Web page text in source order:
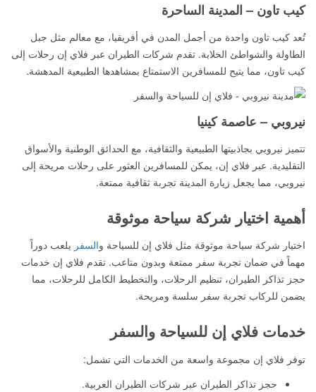
كيب تاون – المدينة الساحرة
تُعد كيب تاون واحدة من أجمل المدن في أفريقيا، مع معالم مثل جبل
الطاولة والشواطئ الخلابة. تقدم شركات الطيران عبر فلاي إن رحلات إلى
كيب تاون، مما يتيح للمسافرين الاستمتاع بمشاهدها الطبيعية المدهشة.
نيروبي – عاصمة كينيا
تتميز نيروبي بجاذبيتها الطبيعية والثقافية، مع الحدائق الوطنية والأسواق
التقليدية. عبر فلاي إن، يمكن للمسافرين العثور على رحلات مريحة إلى
نيروبي، مما يجعل زيارة المدينة تجربة ثقافية ممتعة.
أهمية اختيار شركة سياحة موثوقة
اختيار شركة سياحة موثوقة مثل فلاي إن للسياحة والسفر يلعب دوراً
مهماً في ضمان تجربة سفر ممتعة وبدون متاعب. تقدم فلاي إن خدمات
حجز تذاكر الطيران، تنظيم الرحلات، والتخطيط الكامل للرحلات، مما
يضمن للركاب تجربة سفر سلسة ومريحة.
خدمات فلاي إن للسياحة والسفر
توفر فلاي إن مجموعة واسعة من الخدمات التي تشمل:
حجز تذاكر الطيران عبر شركات الطيران العربية.